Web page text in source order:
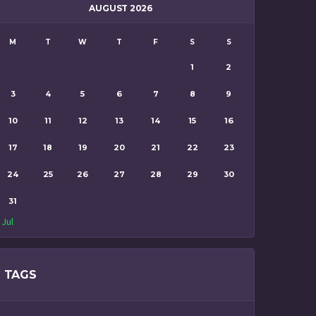
AUGUST 2026
M T W T F S S
1 2
3 4 5 6 7 8 9
10 11 12 13 14 15 16
17 18 19 20 21 22 23
24 25 26 27 28 29 30
31
TAGS